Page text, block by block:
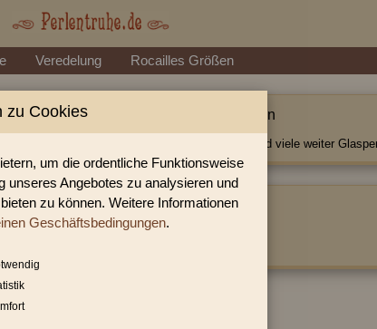
Veredelung Rocailles Größen
Shop für Rocailles opak Glanz Perlen
sie zahlreich Rocailles opak Glanz Perlen und viele weiter
Sie befinden sich in folgender Kategorie:
|opak
zu Cookies
um die ordentliche Funktionsweise
unseres Angebotes zu analysieren und
zu können. Weitere Informationen
Geschäftsbedingungen.